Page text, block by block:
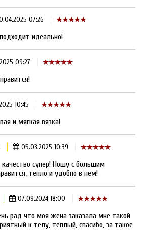
07:26
идеально!
09:27
10:45
и мягкая вязка!
05.03.2025 10:39
супер! Ношу с большим
тепло и удобно в нем!
07.09.2024 18:00
рад что моя жена заказала мне такой
к телу, теплый, спасибо, за такое